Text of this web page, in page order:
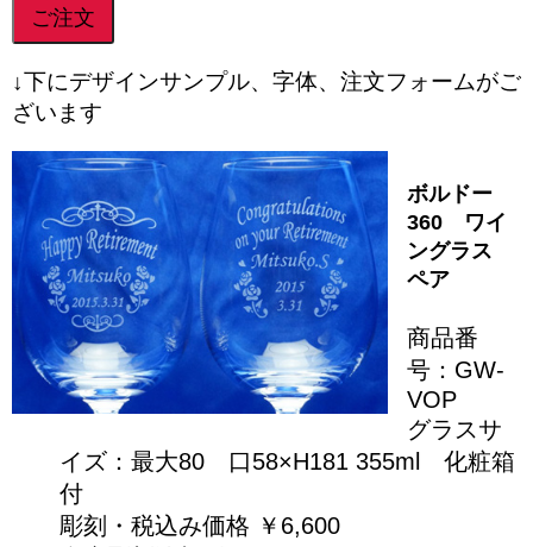
ご注文
↓下にデザインサンプル、字体、注文フォームがご
ざいます
ボルドー
360 ワイ
ングラス
ペア
商品番
号：GW-
VOP
グラスサ
イズ：最大80 口58×H181 355ml 化粧箱
付
彫刻・税込み価格 ￥6,600